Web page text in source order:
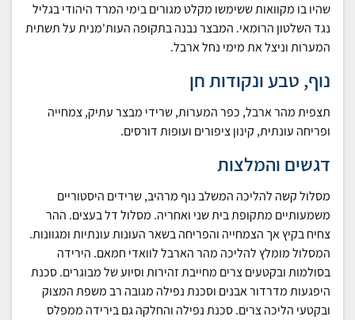
שהיו בו מקוואות ששימשו מקלט מגורים בימי המרד היהודי בגליל
נגד השלטון הרומאי. המבצר נבנה בתקופה העות'מנית על תשתית
המערות וניצל את מימי נחל ארבל.
נוף, טבע ונקודות חן
תצפית מהר ארבל, כפר המערות, שרידי מבצר עתיק, צמחייה
ופריחה עונתית, קינון ציפורים ועופות דורסים.
דגשים והמלצות
מסלול קשה להליכה המשלב נוף מרהיב, שרידים היסטוריים
משמעותיים מתקופת בית שני ואחריה. מסלול דל בעצים. ההר
צחיח בקיץ אך הצמחייה והפריחה בשאר העונות עונתיות ומגוונות.
המסלול מומלץ להליכה מהר הארבל לוואדי חמאם. הירידה
בסולמות ובקטעים צרים מחייבת זהירות וסיוע של מבוגרים. סכנת
היפגעות מדרדור אבנים וסכנת נפילה מגובה רב משפת המצוק
ובקטעי הליכה צרים. סכנת נפילה והחלקה גם בירידה ממפלס